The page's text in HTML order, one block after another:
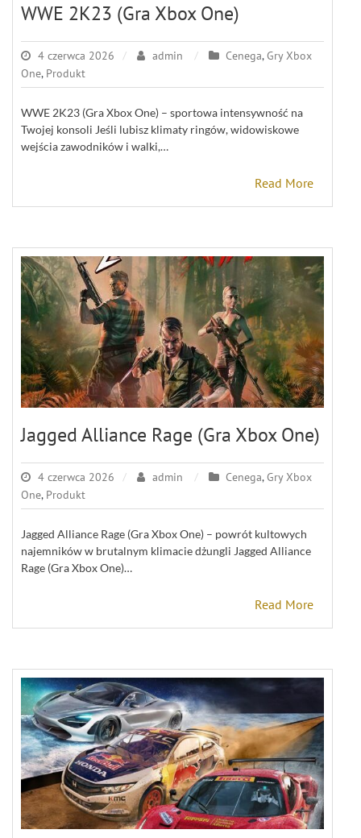
WWE 2K23 (Gra Xbox One)
4 czerwca 2026 admin Cenega,Gry Xbox
One, Produkt
WWE 2K23 (Gra Xbox One) – sportowa intensywność na
Twojej konsoli Jeśli lubisz klimaty ringów, widowiskowe
wejścia zawodników i walki,…
Read More
Jagged Alliance Rage (Gra Xbox One)
4 czerwca 2026 admin Cenega,Gry Xbox
One, Produkt
Jagged Alliance Rage (Gra Xbox One) – powrót kultowych
najemników w brutalnym klimacie dżungli Jagged Alliance
Rage (Gra Xbox One)…
Read More